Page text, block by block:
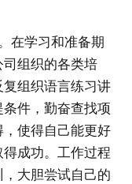
学习和准备期
组织的各类培
组织语言练习讲
件，勤奋查找项
使得自己能更好
成功。工作过程
大胆尝试自己的